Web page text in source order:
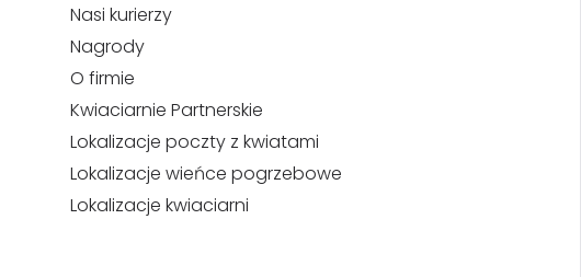
Nasi kurierzy
Nagrody
O firmie
Kwiaciarnie Partnerskie
Lokalizacje poczty z kwiatami
Lokalizacje wieńce pogrzebowe
Lokalizacje kwiaciarni